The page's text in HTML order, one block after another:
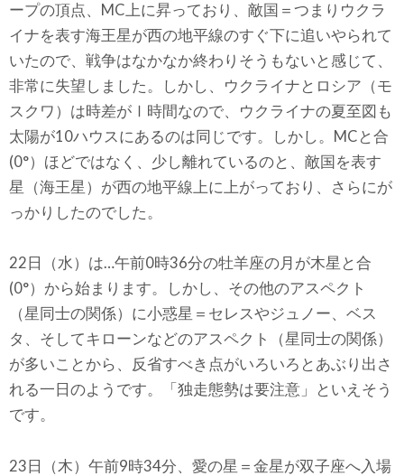
ープの頂点、MC上に昇っており、敵国＝つまりウクラ
イナを表す海王星が西の地平線のすぐ下に追いやられて
いたので、戦争はなかなか終わりそうもないと感じて、
非常に失望しました。しかし、ウクライナとロシア（モ
スクワ）は時差がⅠ時間なので、ウクライナの夏至図も
太陽が10ハウスにあるのは同じです。しかし。MCと合
(0°）ほどではなく、少し離れているのと、敵国を表す
星（海王星）が西の地平線上に上がっており、さらにが
っかりしたのでした。
22日（水）は…午前0時36分の牡羊座の月が木星と合
(0°）から始まります。しかし、その他のアスペクト
（星同士の関係）に小惑星＝セレスやジュノー、ベス
タ、そしてキローンなどのアスペクト（星同士の関係）
が多いことから、反省すべき点がいろいろとあぶり出さ
れる一日のようです。「独走態勢は要注意」といえそう
です。
23日（木）午前9時34分、愛の星＝金星が双子座へ入場